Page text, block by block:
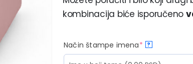
kombinacija biće isporučeno
Način štampe imena* ?